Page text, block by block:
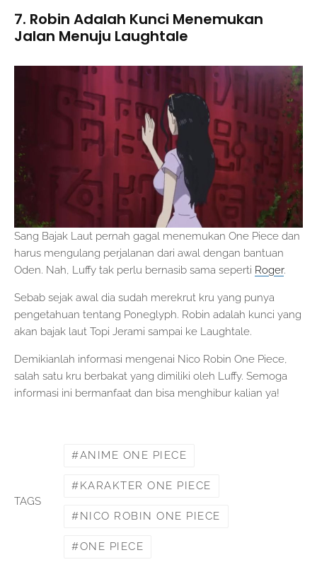
7. Robin Adalah Kunci Menemukan
Jalan Menuju Laughtale
Sang Bajak Laut pernah gagal menemukan One Piece dan
harus mengulang perjalanan dari awal dengan bantuan
Oden. Nah, Luffy tak perlu bernasib sama seperti Roger.
Sebab sejak awal dia sudah merekrut kru yang punya
pengetahuan tentang Poneglyph. Robin adalah kunci yang
akan bajak laut Topi Jerami sampai ke Laughtale.
Demikianlah informasi mengenai Nico Robin One Piece,
salah satu kru berbakat yang dimiliki oleh Luffy. Semoga
informasi ini bermanfaat dan bisa menghibur kalian ya!
TAGS
ANIME ONE PIECE
KARAKTER ONE PIECE
NICO ROBIN ONE PIECE
ONE PIECE